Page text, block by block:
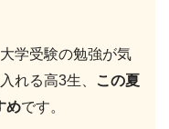
学受験の勉強が気
れる高3生、
この夏
めです。